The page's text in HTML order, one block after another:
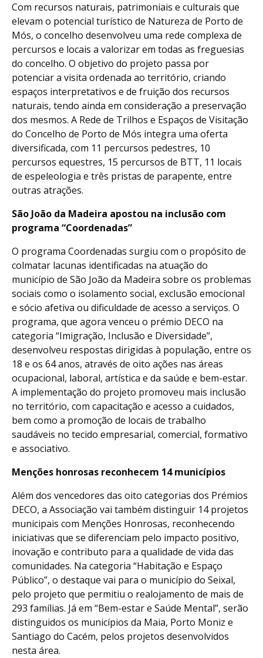
Com recursos naturais, patrimoniais e culturais que
elevam o potencial turístico de Natureza de Porto de
Mós, o concelho desenvolveu uma rede complexa de
percursos e locais a valorizar em todas as freguesias
do concelho. O objetivo do projeto passa por
potenciar a visita ordenada ao território, criando
espaços interpretativos e de fruição dos recursos
naturais, tendo ainda em consideração a preservação
dos mesmos. A Rede de Trilhos e Espaços de Visitação
do Concelho de Porto de Mós integra uma oferta
diversificada, com 11 percursos pedestres, 10
percursos equestres, 15 percursos de BTT, 11 locais
de espeleologia e três pristas de parapente, entre
outras atrações.
São João da Madeira apostou na inclusão com
programa “Coordenadas”
O programa Coordenadas surgiu com o propósito de
colmatar lacunas identificadas na atuação do
município de São João da Madeira sobre os problemas
sociais como o isolamento social, exclusão emocional
e sócio afetiva ou dificuldade de acesso a serviços. O
programa, que agora venceu o prémio DECO na
categoria “Imigração, Inclusão e Diversidade”,
desenvolveu respostas dirigidas à população, entre os
18 e os 64 anos, através de oito ações nas áreas
ocupacional, laboral, artística e da saúde e bem-estar.
A implementação do projeto promoveu mais inclusão
no território, com capacitação e acesso a cuidados,
bem como a promoção de locais de trabalho
saudáveis no tecido empresarial, comercial, formativo
e associativo.
Menções honrosas reconhecem 14 municípios
Além dos vencedores das oito categorias dos Prémios
DECO, a Associação vai também distinguir 14 projetos
municipais com Menções Honrosas, reconhecendo
iniciativas que se diferenciam pelo impacto positivo,
inovação e contributo para a qualidade de vida das
comunidades. Na categoria “Habitação e Espaço
Público”, o destaque vai para o município do Seixal,
pelo projeto que permitiu o realojamento de mais de
293 famílias. Já em “Bem-estar e Saúde Mental”, serão
distinguidos os municípios da Maia, Porto Moniz e
Santiago do Cacém, pelos projetos desenvolvidos
nesta área.